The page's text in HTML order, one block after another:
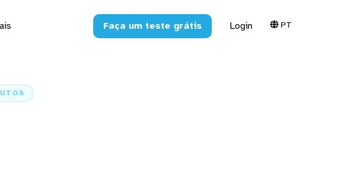
Faça um teste grátis Login PT